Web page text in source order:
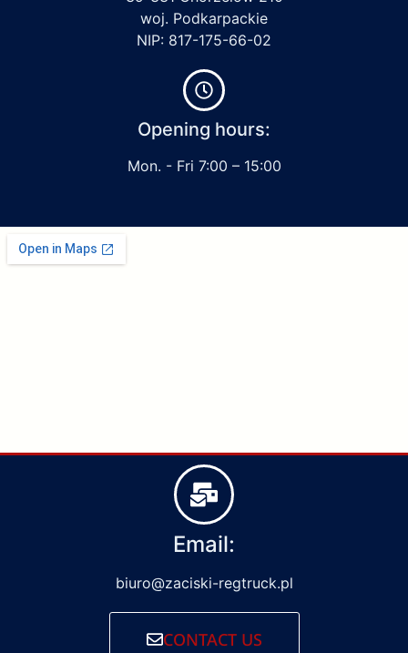
woj. Podkarpackie
NIP: 817-175-66-02
Opening hours:
Mon. - Fri 7:00 – 15:00
Email:
biuro@zaciski-regtruck.pl
CONTACT US